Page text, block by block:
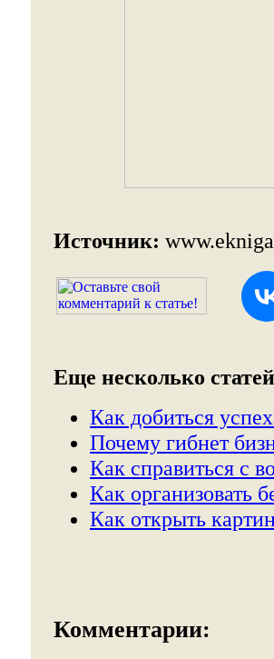
Источник:
Еще несколько
Как добиться
Почему гибнет
Как справиться с
Как организовать
Как открыть
Комментарии: